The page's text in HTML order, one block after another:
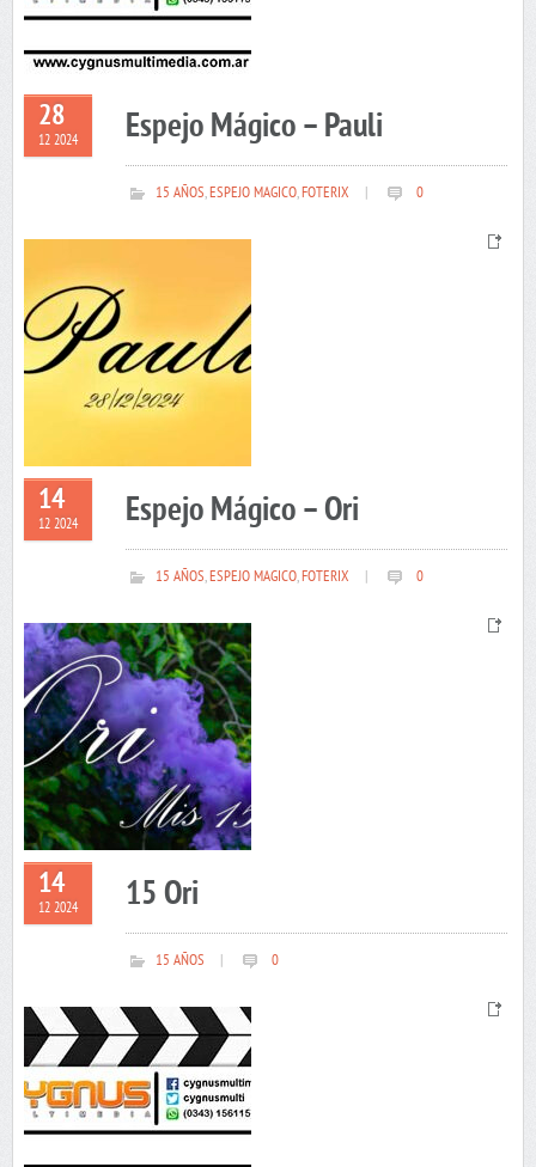
28
12 2024 Espejo Mágico – Pauli
15 AÑOS,ESPEJO MAGICO,FOTERIX 0
14
12 2024 Espejo Mágico – Ori
15 AÑOS,ESPEJO MAGICO,FOTERIX 0
14
12 2024 15 Ori
15 AÑOS 0